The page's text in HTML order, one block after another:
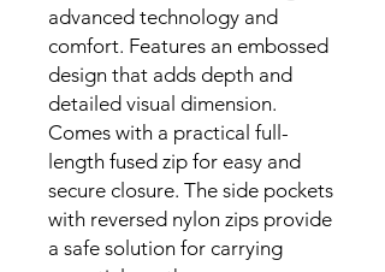
advanced technology and
comfort. Features an embossed
design that adds depth and
detailed visual dimension.
Comes with a practical full-
length fused zip for easy and
secure closure. The side pockets
with reversed nylon zips provide
a safe solution for carrying